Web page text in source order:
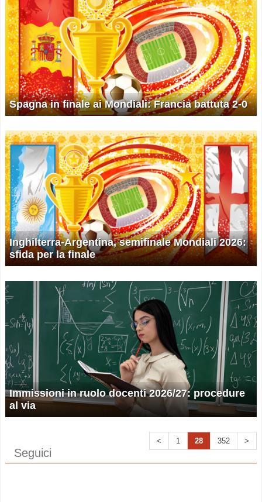
Spagna in finale ai Mondiali: Francia battuta 2-0
Inghilterra-Argentina, semifinale Mondiali 2026:
sfida per la finale
Immissioni in ruolo docenti 2026/27: procedure
al via
< 1 28 352 >
Seguici